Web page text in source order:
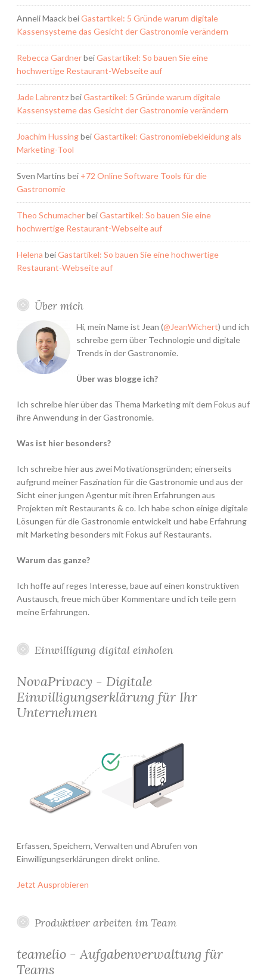
Anneli MaackbeiGastartikel: 5 Gründe warum digitale
Kassensysteme das Gesicht der Gastronomie verändern
Rebecca GardnerbeiGastartikel: So bauen Sie eine
hochwertige Restaurant-Webseite auf
Jade LabrentzbeiGastartikel: 5 Gründe warum digitale
Kassensysteme das Gesicht der Gastronomie verändern
Joachim HussingbeiGastartikel: Gastronomiebekleidung als
Marketing-Tool
Sven Martins bei +72 Online Software Tools für die
Gastronomie
Theo SchumacherbeiGastartikel: So bauen Sie eine
hochwertige Restaurant-Webseite auf
Helena beiGastartikel: So bauen Sie eine hochwertige
Restaurant-Webseite auf
Über mich
Hi, mein Name ist Jean (@JeanWichert) und ich
schreibe gern über Technologie und digitale
Trends in der Gastronomie.
Über was blogge ich?
Ich schreibe hier über das Thema Marketing mit dem Fokus auf
ihre Anwendung in der Gastronomie.
Was ist hier besonders?
Ich schreibe hier aus zwei Motivationsgründen; einerseits
aufgrund meiner Faszination für die Gastronomie und aus der
Sicht einer jungen Agentur mit ihren Erfahrungen aus
Projekten mit Restaurants & co. Ich habe schon einige digitale
Lösungen für die Gastronomie entwickelt und habe Erfahrung
mit Marketing besonders mit Fokus auf Restaurants.
Warum das ganze?
Ich hoffe auf reges Interesse, baue auf einen konstruktiven
Austausch, freue mich über Kommentare und ich teile gern
meine Erfahrungen.
Einwilligung digital einholen
NovaPrivacy - Digitale
Einwilligungserklärung für Ihr
Unternehmen
Erfassen, Speichern, Verwalten und Abrufen von
Einwilligungserklärungen direkt online.
Jetzt Ausprobieren
Produktiver arbeiten im Team
teamelio - Aufgabenverwaltung für
Teams